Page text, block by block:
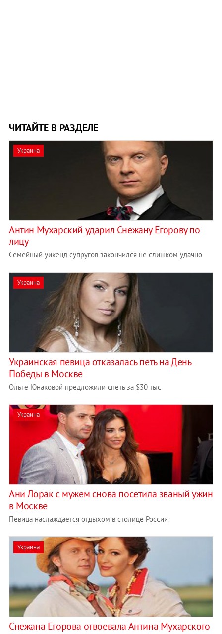
ЧИТАЙТЕ В РАЗДЕЛЕ
Украина
Антин Мухарский ударил Снежану Егорову по
лицу
Семейный уикенд супругов закончился не слишком удачно
Украина
Украинская певица отказалась петь на День
Победы в Москве
Ольге Юнаковой предложили спеть за $30 тыс
Украина
Ани Лорак с мужем снова посетила званый ужин
в Москве
Певица наслаждается отдыхом в столице России
Украина
Снежана Егорова отвоевала Антина Мухарского